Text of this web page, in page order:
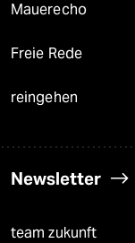
Mauerecho
Freie Rede
reingehen
Newsletter
team zukunft